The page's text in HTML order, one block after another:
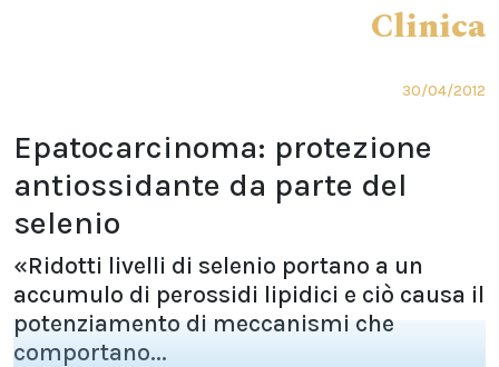
Clinica
30/04/2012
Epatocarcinoma: protezione
antiossidante da parte del
selenio
«Ridotti livelli di selenio portano a un
accumulo di perossidi lipidici e ciò causa il
potenziamento di meccanismi che
comportano...